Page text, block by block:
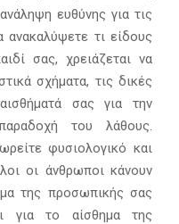
ευθύνης για τις
ανακαλύψετε τι είδους
σας, χρειάζεται να
σχήματα, τις δικές
σας για την
του λάθους.
φυσιολογικό και
οι άνθρωποι κάνουν
της προσωπικής σας
για το αίσθημα της